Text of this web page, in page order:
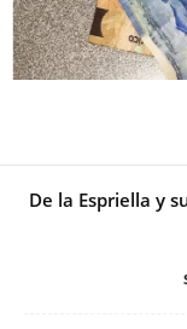
De la Espriella y